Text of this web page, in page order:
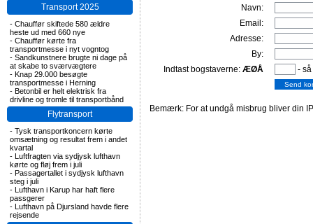
Transport 2025
- Chauffør skiftede 580 ældre
heste ud med 660 nye
- Chauffør kørte fra
transportmesse i nyt vogntog
- Sandkunstnere brugte ni dage på
at skabe to sværvægtere
- Knap 29.000 besøgte
transportmesse i Herning
- Betonbil er helt elektrisk fra
drivline og tromle til transportbånd
Flytransport
- Tysk transportkoncern kørte
omsætning og resultat frem i andet
kvartal
- Luftfragten via sydjysk lufthavn
kørte og fløj frem i juli
- Passagertallet i sydjysk lufthavn
steg i juli
- Lufthavn i Karup har haft flere
passgerer
- Lufthavn på Djursland havde flere
rejsende
Navn:
Email:
Adresse:
By:
Indtast bogstaverne: ÆØÅ -
Bemærk: For at undgå misbrug bliver din